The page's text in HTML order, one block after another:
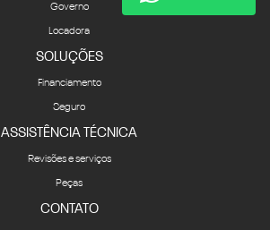
Governo
Locadora
SOLUÇÕES
Financiamento
Seguro
ASSISTÊNCIA TÉCNICA
Revisões e serviços
Peças
CONTATO